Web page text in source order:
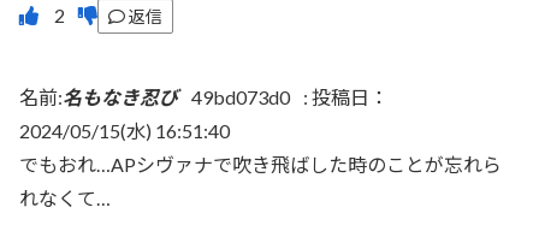
返信
名前:名もなき忍び 49bd073d0 : 投稿日：
2024/05/15(水) 16:51:40
でもおれ…APシヴァナで吹き飛ばした時のことが忘れら
れなくて…